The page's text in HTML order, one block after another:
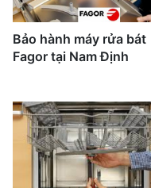
Bảo hành máy rửa bát
Fagor tại Nam Định